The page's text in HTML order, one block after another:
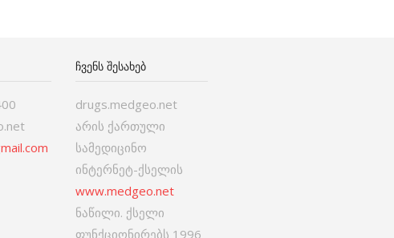
ᲩᲕᲔᲜᲡ ᲨᲔᲡᲐᲮᲔᲑ
drugs.medgeo.net
არის ქართული
სამედიცინო
ინტერნეტ-ქსელის
www.medgeo.net
ნაწილი. ქსელი
ფუნქციონირებს 1996